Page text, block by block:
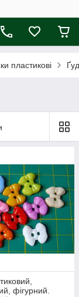
пластикові
фігурний.